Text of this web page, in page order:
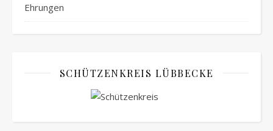
Ehrungen
SCHÜTZENKREIS LÜBBECKE